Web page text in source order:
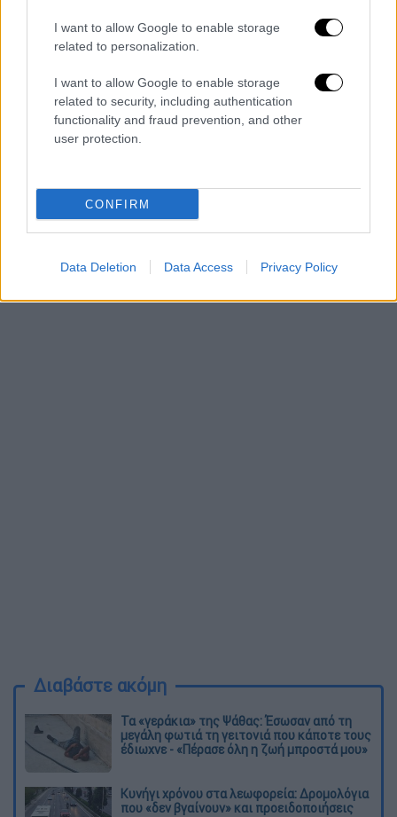
I want to allow Google to enable storage
related to personalization.
I want to allow Google to enable storage
related to security, including authentication
functionality and fraud prevention, and other
user protection.
CONFIRM
Data Deletion Data Access Privacy Policy
Διαβάστε ακόμη
Τα «γεράκια» της Ψάθας: Έσωσαν από τη
μεγάλη φωτιά τη γειτονιά που κάποτε τους
έδιωχνε - «Πέρασε όλη η ζωή μπροστά μου»
Κυνήγι χρόνου στα λεωφορεία: Δρομολόγια
που «δεν βγαίνουν» και προειδοποιήσεις